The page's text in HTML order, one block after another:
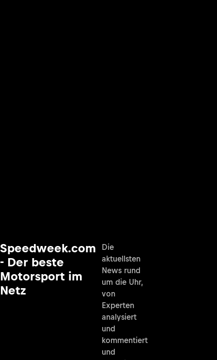
Speedweek.com
- Der beste
Motorsport im
Netz
Die
aktuellsten
News rund
um die Uhr,
von
Experten
analysiert
und
kommentiert
und